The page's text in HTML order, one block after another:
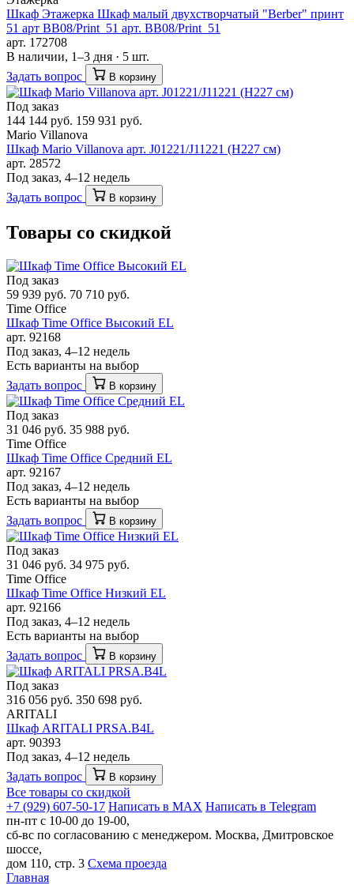
Шкаф Этажерка Шкаф малый двухстворчатый "Berber" принт
51 арт BB08/Print_51 арт. BB08/Print_51
арт. 172708
В наличии, 1–3 дня · 5 шт.
Задать вопрос
В корзину
Под заказ
144 144 руб. 159 931 руб.
Mario Villanova
Шкаф Mario Villanova арт. J01221/J11221 (H227 см)
арт. 28572
Под заказ, 4–12 недель
Задать вопрос
В корзину
Товары со скидкой
Под заказ
59 939 руб. 70 710 руб.
Time Office
Шкаф Time Office Высокий EL
арт. 92168
Под заказ, 4–12 недель
Есть варианты на выбор
Задать вопрос
В корзину
Под заказ
31 046 руб. 35 988 руб.
Time Office
Шкаф Time Office Средний EL
арт. 92167
Под заказ, 4–12 недель
Есть варианты на выбор
Задать вопрос
В корзину
Под заказ
31 046 руб. 34 975 руб.
Time Office
Шкаф Time Office Низкий EL
арт. 92166
Под заказ, 4–12 недель
Есть варианты на выбор
Задать вопрос
В корзину
Под заказ
316 056 руб. 350 698 руб.
ARITALI
Шкаф ARITALI PRSA.B4L
арт. 90393
Под заказ, 4–12 недель
Задать вопрос
В корзину
Все товары со скидкой
+7 (929) 607-50-17 Написать в MAX Написать в Telegram
пн-пт с 10-00 до 19-00,
сб-вс по согласованию с менеджером. Москва, Дмитровское
шоссе,
дом 110, стр. 3 Схема проезда
Главная